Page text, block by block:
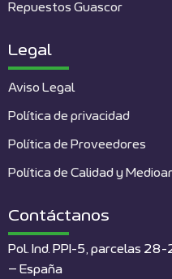
Repuestos Guascor
Legal
Aviso Legal
Política de privacidad
Política de Proveedores
Política de Calidad y
Contáctanos
Pol. Ind. PPI-5, parcelas
– España